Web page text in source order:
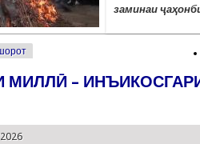
заминаи
МИЛЛӢ –